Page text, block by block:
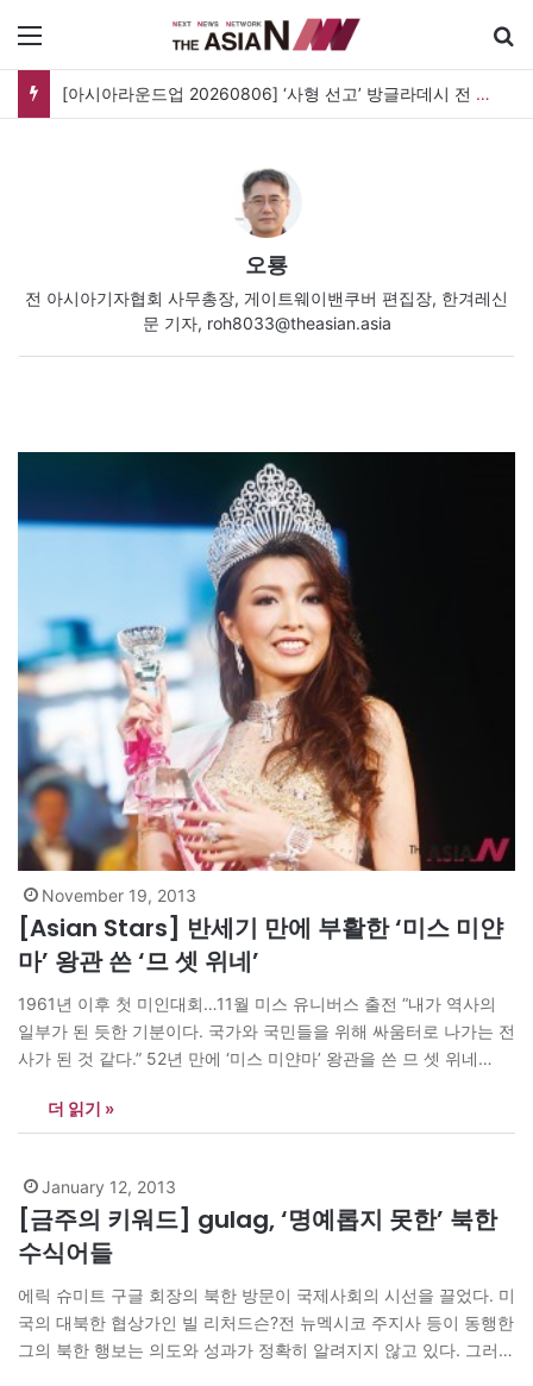
[아시아라운드업 20260806] ‘사형 선고’ 방글라데시 전 총리, 도피국 인도서 연설
오룡
전 아시아기자협회 사무총장, 게이트웨이밴쿠버 편집장, 한겨레신
문 기자, roh8033@theasian.asia
November 19, 2013
[Asian Stars] 반세기 만에 부활한 ‘미스 미얀
마’ 왕관 쓴 ‘므 셋 위네’
1961년 이후 첫 미인대회…11월 미스 유니버스 출전 “내가 역사의
일부가 된 듯한 기분이다. 국가와 국민들을 위해 싸움터로 나가는 전
사가 된 것 같다.” 52년 만에 ‘미스 미얀마’ 왕관을 쓴 므 셋 위네
다위 팰리스 호텔에서 열린 미스 유니버스 대표 선발대회에서 19명
의 경쟁자를 제치고…
더 읽기 »
January 12, 2013
[금주의 키워드] gulag, ‘명예롭지 못한’ 북한
수식어들
에릭 슈미트 구글 회장의 북한 방문이 국제사회의 시선을 끌었다. 미
국의 대북한 협상가인 빌 리처드슨?전 뉴멕시코 주지사 등이 동행한
그의 북한 행보는 의도와 성과가 정확히 알려지지 않고 있다. 그러나